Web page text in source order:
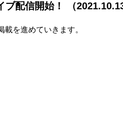
ブ配信開始！ （
を進めていきます。